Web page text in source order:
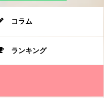
コラム
ランキング